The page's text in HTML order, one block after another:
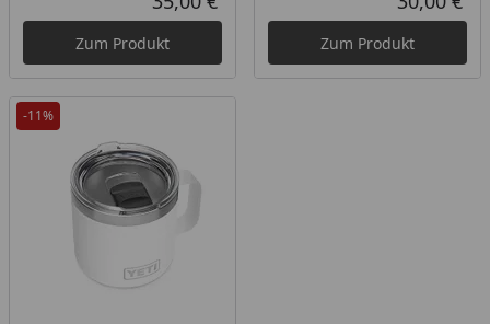
Aktueller Preis
Zum Produkt Zum Produkt
-11%